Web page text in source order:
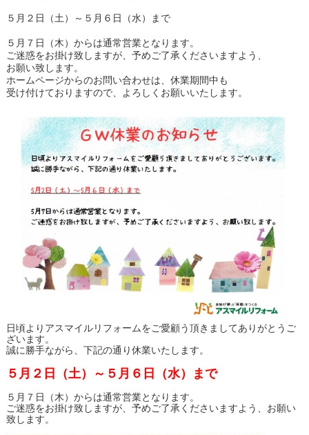
５月２日（土）～５月６日（水）まで
５月７日（木）からは通常営業となります。
ご迷惑をお掛け致しますが、予めご了承くださいますよう、
お願い致します。
ホームページからのお問い合わせは、休業期間中も
受け付けておりますので、よろしくお願いいたします。
日頃よりアスマイルリフォームをご愛顧う頂きましてありがとうご
ざいます。
誠に勝手ながら、下記の通り休業いたします。
５月２日（土）～５月６日（水）まで
５月７日（木）からは通常営業となります。
ご迷惑をお掛け致しますが、予めご了承くださいますよう、お願い
致します。